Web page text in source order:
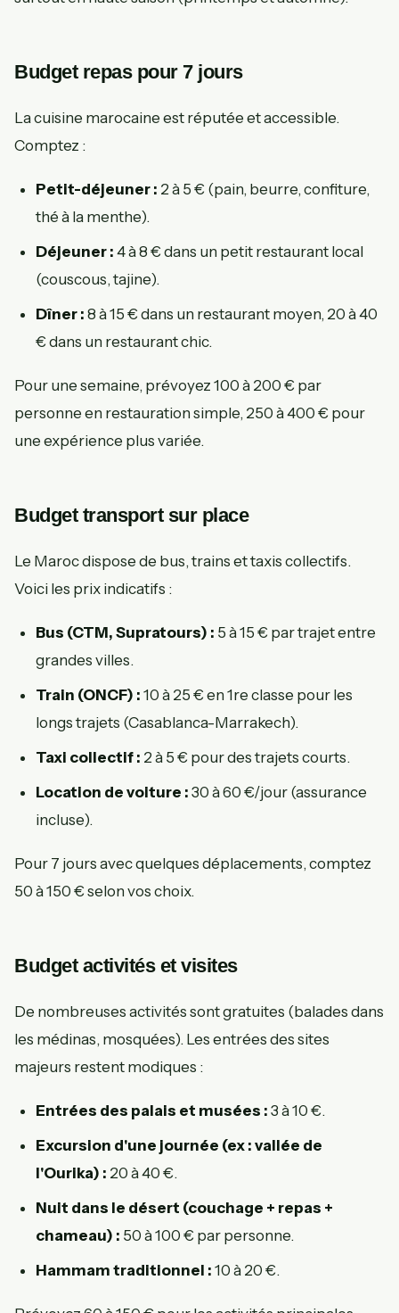
Budget repas pour 7 jours
La cuisine marocaine est réputée et accessible.
Comptez :
Petit-déjeuner : 2 à 5 € (pain, beurre, confiture,
thé à la menthe).
Déjeuner : 4 à 8 € dans un petit restaurant local
(couscous, tajine).
Dîner : 8 à 15 € dans un restaurant moyen, 20 à 40
€ dans un restaurant chic.
Pour une semaine, prévoyez 100 à 200 € par
personne en restauration simple, 250 à 400 € pour
une expérience plus variée.
Budget transport sur place
Le Maroc dispose de bus, trains et taxis collectifs.
Voici les prix indicatifs :
Bus (CTM, Supratours) : 5 à 15 € par trajet entre
grandes villes.
Train (ONCF) : 10 à 25 € en 1re classe pour les
longs trajets (Casablanca-Marrakech).
Taxi collectif : 2 à 5 € pour des trajets courts.
Location de voiture : 30 à 60 €/jour (assurance
incluse).
Pour 7 jours avec quelques déplacements, comptez
50 à 150 € selon vos choix.
Budget activités et visites
De nombreuses activités sont gratuites (balades dans
les médinas, mosquées). Les entrées des sites
majeurs restent modiques :
Entrées des palais et musées : 3 à 10 €.
Excursion d'une journée (ex : vallée de
l'Ourika) : 20 à 40 €.
Nuit dans le désert (couchage + repas +
chameau) : 50 à 100 € par personne.
Hammam traditionnel : 10 à 20 €.